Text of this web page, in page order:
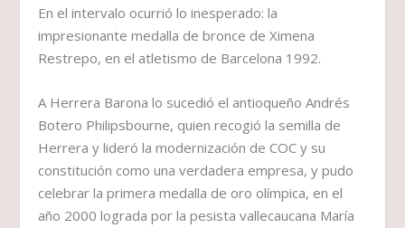
En el intervalo ocurrió lo inesperado: la
impresionante medalla de bronce de Ximena
Restrepo, en el atletismo de Barcelona 1992.
A Herrera Barona lo sucedió el antioqueño Andrés
Botero Philipsbourne, quien recogió la semilla de
Herrera y lideró la modernización de COC y su
constitución como una verdadera empresa, y pudo
celebrar la primera medalla de oro olímpica, en el
año 2000 lograda por la pesista vallecaucana María